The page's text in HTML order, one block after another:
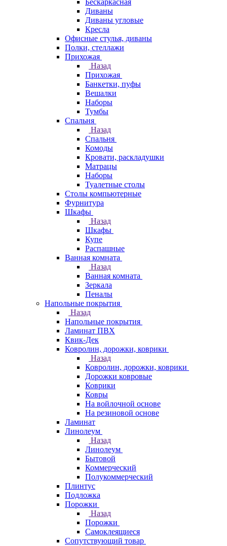
Бескаркасная
Диваны
Диваны угловые
Кресла
Офисные стулья, диваны
Полки, стеллажи
Прихожая
Назад
Прихожая
Банкетки, пуфы
Вешалки
Наборы
Тумбы
Спальня
Назад
Спальня
Комоды
Кровати, раскладушки
Матрацы
Наборы
Туалетные столы
Столы компьютерные
Фурнитура
Шкафы
Назад
Шкафы
Купе
Распашные
Ванная комната
Назад
Ванная комната
Зеркала
Пеналы
Напольные покрытия
Назад
Напольные покрытия
Ламинат ПВХ
Квик-Дек
Ковролин, дорожки, коврики
Назад
Ковролин, дорожки, коврики
Дорожки ковровые
Коврики
Ковры
На войлочной основе
На резиновой основе
Ламинат
Линолеум
Назад
Линолеум
Бытовой
Коммерческий
Полукоммерческий
Плинтус
Подложка
Порожки
Назад
Порожки
Самоклеящиеся
Сопутствующий товар